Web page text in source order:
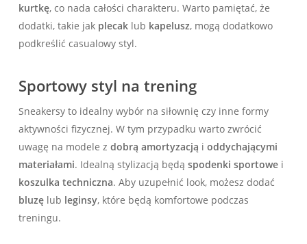
kurtkę, co nada całości charakteru. Warto pamiętać, że
dodatki, takie jak plecaklub kapelusz, mogą dodatkowo
podkreślić casualowy styl.
Sportowy styl na trening
Sneakersy to idealny wybór na siłownię czy inne formy
aktywności fizycznej. W tym przypadku warto zwrócić
uwagę na modele z dobrą amortyzacją i oddychającymi
materiałami. Idealną stylizacją będą spodenki sportowei
koszulka techniczna. Aby uzupełnić look, możesz dodać
bluzęlub leginsy, które będą komfortowe podczas
treningu.